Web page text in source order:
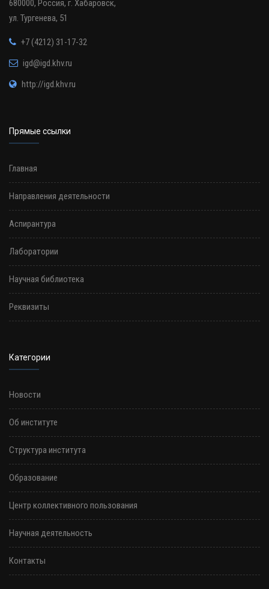
680000, Россия, г. Хабаровск,
ул. Тургенева, 51
+7 (4212) 31-17-32
igd@igd.khv.ru
http://igd.khv.ru
Прямые ссылки
Главная
Направления деятельности
Аспирантура
Лаборатории
Научная библиотека
Реквизиты
Категории
Новости
Об институте
Структура института
Образование
Центр коллективного пользования
Научная деятельность
Контакты